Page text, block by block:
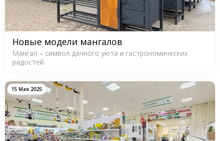
Новые модели мангалов
Мангал – символ дачного уюта и гастрономических
радостей.
15 Мая 2025